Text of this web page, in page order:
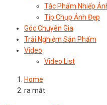
Tác Phẩm Nhiếp
Tip Chụp Ảnh Đẹp
Góc Chuyên Gia
Trải Nghiệm Sản Phẩm
Video
Video List
Home
ra mắt